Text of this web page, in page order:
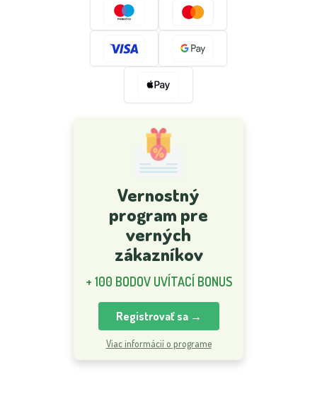
Vernostný
program pre
verných
zákazníkov
+ 100 BODOV UVÍTACÍ BONUS
Registrovať sa →
Viac informácií o programe